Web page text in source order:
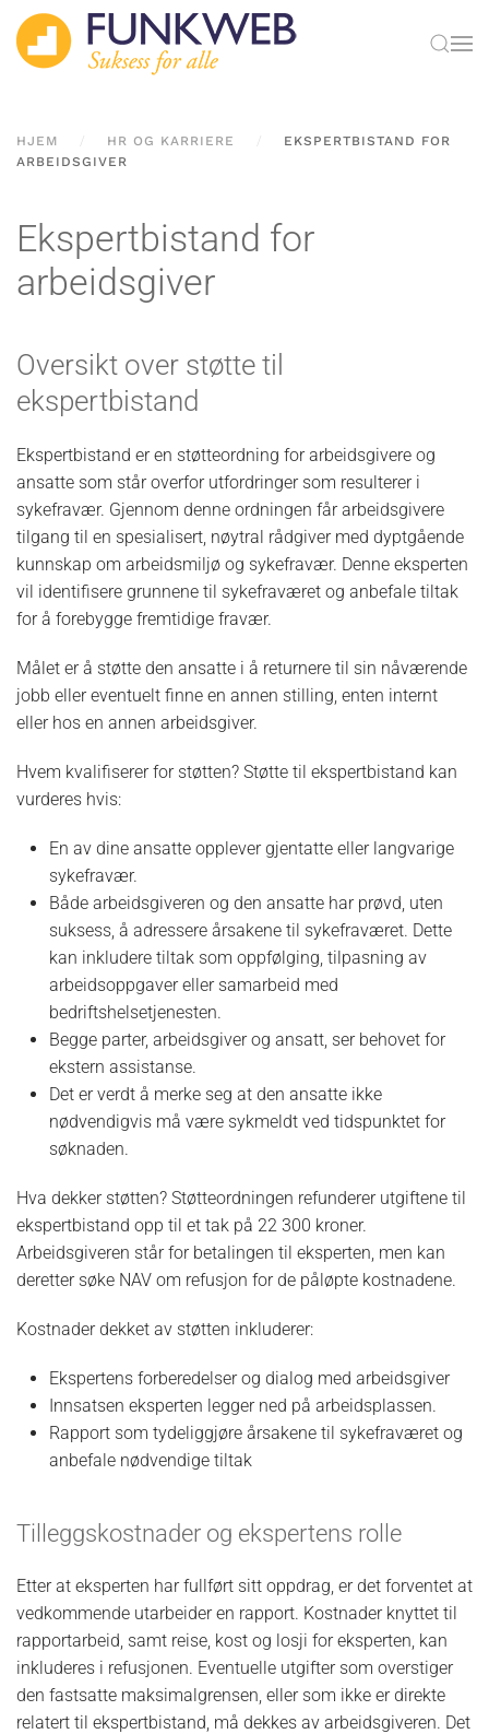
Skip to main content
HJEM HR OG KARRIERE
EKSPERTBISTAND FOR
ARBEIDSGIVER
Ekspertbistand for
arbeidsgiver
Oversikt over støtte til
ekspertbistand
Ekspertbistand er en støtteordning for arbeidsgivere og
ansatte som står overfor utfordringer som resulterer i
sykefravær. Gjennom denne ordningen får arbeidsgivere
tilgang til en spesialisert, nøytral rådgiver med dyptgående
kunnskap om arbeidsmiljø og sykefravær. Denne eksperten
vil identifisere grunnene til sykefraværet og anbefale tiltak
for å forebygge fremtidige fravær.
Målet er å støtte den ansatte i å returnere til sin nåværende
jobb eller eventuelt finne en annen stilling, enten internt
eller hos en annen arbeidsgiver.
Hvem kvalifiserer for støtten? Støtte til ekspertbistand kan
vurderes hvis:
En av dine ansatte opplever gjentatte eller langvarige
sykefravær.
Både arbeidsgiveren og den ansatte har prøvd, uten
suksess, å adressere årsakene til sykefraværet. Dette
kan inkludere tiltak som oppfølging, tilpasning av
arbeidsoppgaver eller samarbeid med
bedriftshelsetjenesten.
Begge parter, arbeidsgiver og ansatt, ser behovet for
ekstern assistanse.
Det er verdt å merke seg at den ansatte ikke
nødvendigvis må være sykmeldt ved tidspunktet for
søknaden.
Hva dekker støtten? Støtteordningen refunderer utgiftene til
ekspertbistand opp til et tak på 22 300 kroner.
Arbeidsgiveren står for betalingen til eksperten, men kan
deretter søke NAV om refusjon for de påløpte kostnadene.
Kostnader dekket av støtten inkluderer:
Ekspertens forberedelser og dialog med arbeidsgiver
Innsatsen eksperten legger ned på arbeidsplassen.
Rapport som tydeliggjøre årsakene til sykefraværet og
anbefale nødvendige tiltak
Tilleggskostnader og ekspertens rolle
Etter at eksperten har fullført sitt oppdrag, er det forventet at
vedkommende utarbeider en rapport. Kostnader knyttet til
rapportarbeid, samt reise, kost og losji for eksperten, kan
inkluderes i refusjonen. Eventuelle utgifter som overstiger
den fastsatte maksimalgrensen, eller som ikke er direkte
relatert til ekspertbistand, må dekkes av arbeidsgiveren. Det